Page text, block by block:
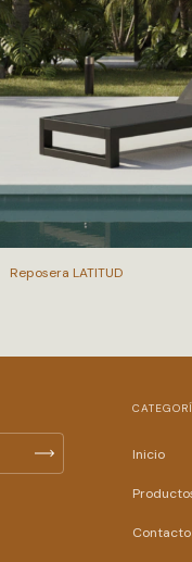
Reposera LATITUD
Inicio
Contacto